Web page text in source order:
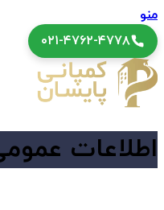
منو
۰۲۱-۴۷۶۲-۴۷۷۸
اطلاعات